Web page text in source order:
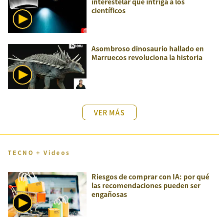
científicos
Asombroso dinosaurio hallado en
Marruecos revoluciona la historia
VER MÁS
TECNO + Videos
Riesgos de comprar con IA: por qué
las recomendaciones pueden ser
engañosas